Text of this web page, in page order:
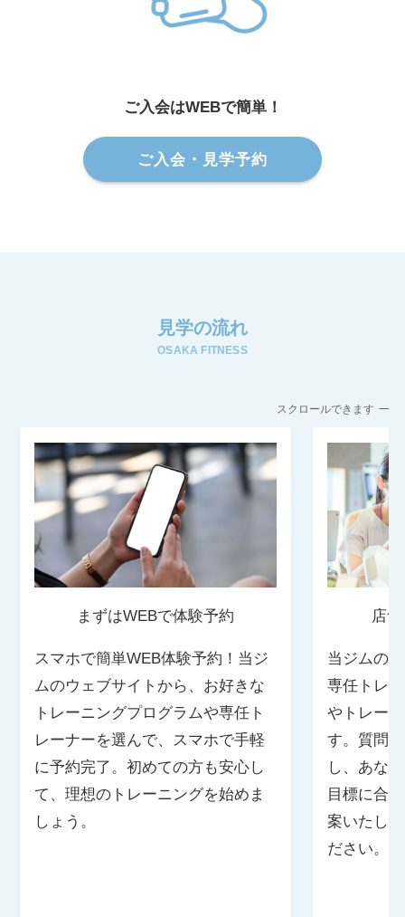
ご入会はWEBで簡単！
ご入会・見学予約
見学の流れ
OSAKA FITNESS
スクロールできます
まずはWEBで体験予約
スマホで簡単WEB体験予約！当ジ
ムのウェブサイトから、お好きな
トレーニングプログラムや専任ト
レーナーを選んで、スマホで手軽
に予約完了。初めての方も安心し
て、理想のトレーニングを始めま
しょう。
店
当ジムの
専任トレ
やトレー
す。質問
し、あな
目標に合
案いたし
ださい。